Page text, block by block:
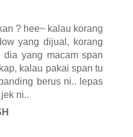
? hee~ kalau korang
yang dijual, korang
yang macam span
kalau pakai span tu
berus ni.. lepas
ni..